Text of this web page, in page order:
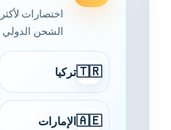
اختصارات
الشحن
🇹🇷تركيا
🇦🇪الإمارات